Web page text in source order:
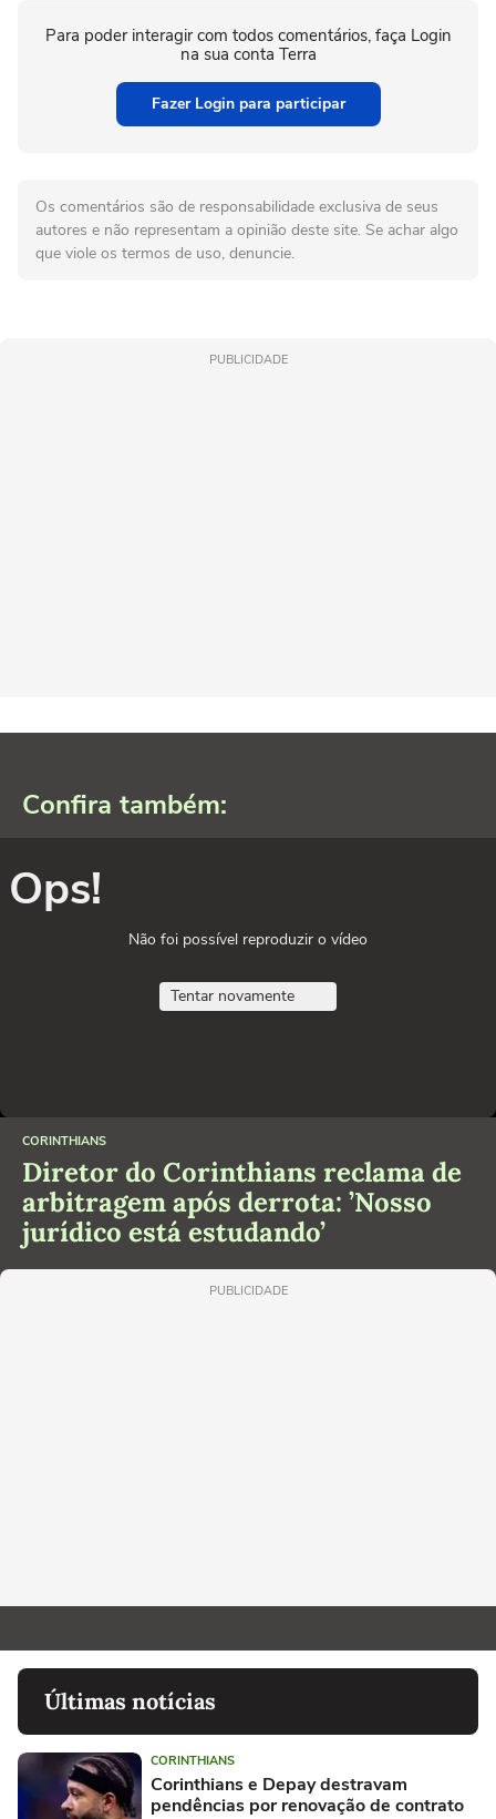
Para poder interagir com todos comentários, faça Login
na sua conta Terra
Fazer Login para participar
Os comentários são de responsabilidade exclusiva de seus
autores e não representam a opinião deste site. Se achar algo
que viole os termos de uso, denuncie.
PUBLICIDADE
Confira também:
Ops!
Não foi possível reproduzir o vídeo
Tentar novamente
CORINTHIANS
Diretor do Corinthians reclama de
arbitragem após derrota: ’Nosso
jurídico está estudando’
PUBLICIDADE
Últimas notícias
CORINTHIANS
Corinthians e Depay destravam
pendências por renovação de contrato